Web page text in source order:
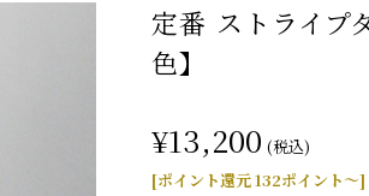
定番 ストライ
色】
¥13,200 (税込)
[ポイント還元 132ポイント～]